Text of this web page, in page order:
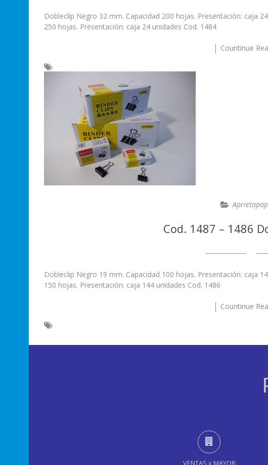
Dobleclip Negro 32 mm. Capacidad 200 hojas. Presentación: caja
250 hojas. Presentación: caja 24 unidades Cod. 1484
Countinue
Cod. 1487 – 1486
Dobleclip Negro 19 mm. Capacidad 100 hojas. Presentación: caja
150 hojas. Presentación: caja 144 unidades Cod. 1486
Countinue
VENTAS x MAYOR